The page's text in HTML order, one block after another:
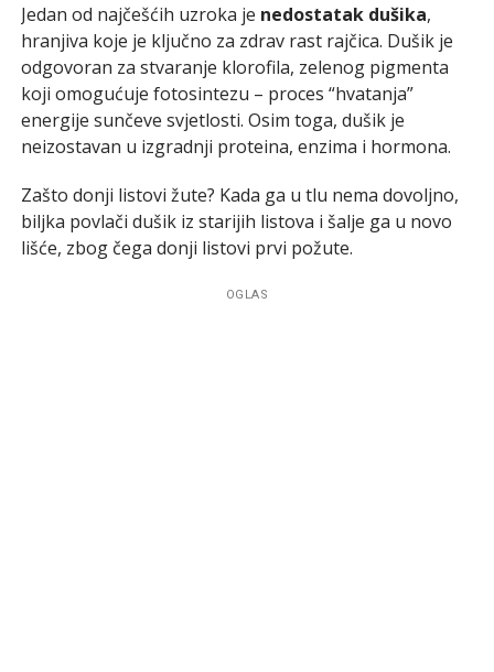
Jedan od najčešćih uzroka je nedostatak dušika,
hranjiva koje je ključno za zdrav rast rajčica. Dušik je
odgovoran za stvaranje klorofila, zelenog pigmenta
koji omogućuje fotosintezu – proces “hvatanja”
energije sunčeve svjetlosti. Osim toga, dušik je
neizostavan u izgradnji proteina, enzima i hormona.
Zašto donji listovi žute? Kada ga u tlu nema dovoljno,
biljka povlači dušik iz starijih listova i šalje ga u novo
lišće, zbog čega donji listovi prvi požute.
OGLAS